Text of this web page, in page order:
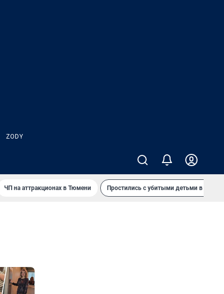
ZODY
ЧП на аттракционах в Тюмени Простились с убитыми детьми в